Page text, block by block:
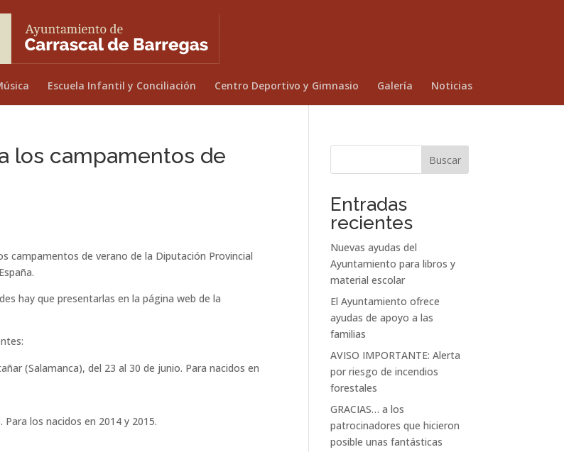
Escuela Infantil y Conciliación Centro Deportivo y Gimnasio Galería Noticias
los campamentos de
campamentos de verano de la Diputación Provincial
hay que presentarlas en la página web de la
(Salamanca), del 23 al 30 de junio. Para nacidos en
los nacidos en 2014 y 2015.
Buscar
Entradas
recientes
Nuevas ayudas del
Ayuntamiento para libros y
material escolar
El Ayuntamiento ofrece
ayudas de apoyo a las
familias
AVISO IMPORTANTE: Alerta
por riesgo de incendios
forestales
GRACIAS… a los
patrocinadores que hicieron
posible unas fantásticas